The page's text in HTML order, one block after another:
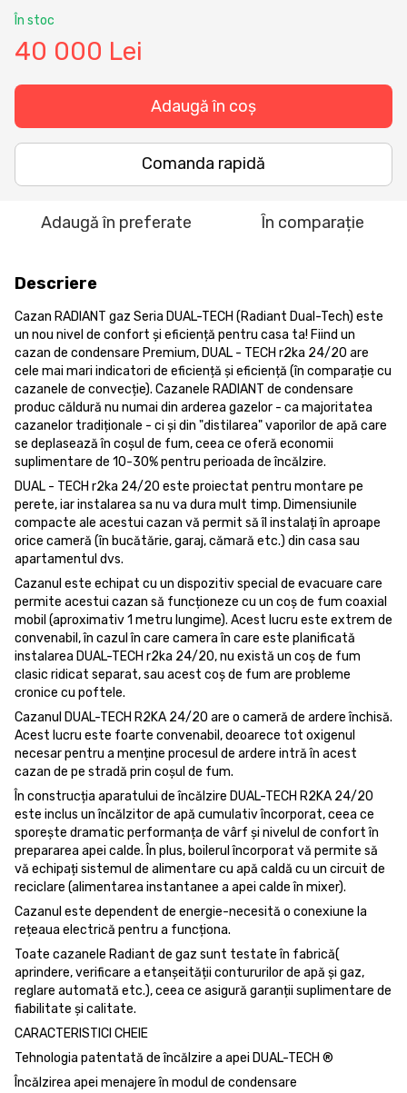
În stoc
40 000 Lei
Adaugă în coș
Comanda rapidă
Adaugă în preferate În comparație
Descriere
Cazan RADIANT gaz Seria DUAL-TECH (Radiant Dual-Tech) este
un nou nivel de confort și eficiență pentru casa ta! Fiind un
cazan de condensare Premium, DUAL - TECH r2ka 24/20 are
cele mai mari indicatori de eficiență și eficiență (în comparație cu
cazanele de convecție). Cazanele RADIANT de condensare
produc căldură nu numai din arderea gazelor - ca majoritatea
cazanelor tradiționale - ci și din "distilarea" vaporilor de apă care
se deplasează în coșul de fum, ceea ce oferă economii
suplimentare de 10-30% pentru perioada de încălzire.
DUAL - TECH r2ka 24/20 este proiectat pentru montare pe
perete, iar instalarea sa nu va dura mult timp. Dimensiunile
compacte ale acestui cazan vă permit să îl instalați în aproape
orice cameră (în bucătărie, garaj, cămară etc.) din casa sau
apartamentul dvs.
Cazanul este echipat cu un dispozitiv special de evacuare care
permite acestui cazan să funcționeze cu un coș de fum coaxial
mobil (aproximativ 1 metru lungime). Acest lucru este extrem de
convenabil, în cazul în care camera în care este planificată
instalarea DUAL-TECH r2ka 24/20, nu există un coș de fum
clasic ridicat separat, sau acest coș de fum are probleme
cronice cu poftele.
Cazanul DUAL-TECH R2KA 24/20 are o cameră de ardere închisă.
Acest lucru este foarte convenabil, deoarece tot oxigenul
necesar pentru a menține procesul de ardere intră în acest
cazan de pe stradă prin coșul de fum.
În construcția aparatului de încălzire DUAL-TECH R2KA 24/20
este inclus un încălzitor de apă cumulativ încorporat, ceea ce
sporește dramatic performanța de vârf și nivelul de confort în
prepararea apei calde. În plus, boilerul încorporat vă permite să
vă echipați sistemul de alimentare cu apă caldă cu un circuit de
reciclare (alimentarea instantanee a apei calde în mixer).
Cazanul este dependent de energie-necesită o conexiune la
rețeaua electrică pentru a funcționa.
Toate cazanele Radiant de gaz sunt testate în fabrică(
aprindere, verificare a etanșeității contururilor de apă și gaz,
reglare automată etc.), ceea ce asigură garanții suplimentare de
fiabilitate și calitate.
CARACTERISTICI CHEIE
Tehnologia patentată de încălzire a apei DUAL-TECH ®
Încălzirea apei menajere în modul de condensare